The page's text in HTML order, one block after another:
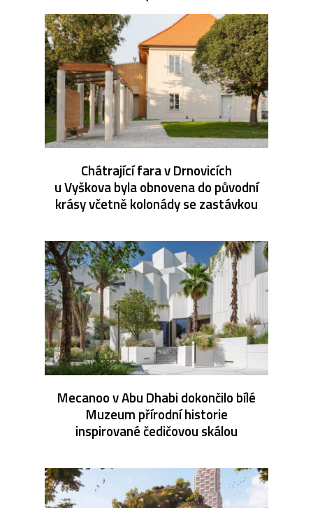
Chátrající fara v Drnovicích
u Vyškova byla obnovena do původní
krásy včetně kolonády se zastávkou
Mecanoo v Abu Dhabi dokončilo bílé
Muzeum přírodní historie
inspirované čedičovou skálou